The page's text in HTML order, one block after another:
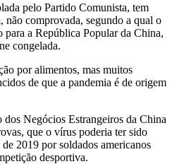
pelo Partido Comunista, tem
não comprovada, segundo a qual o
a República Popular da China,
congelada.
por alimentos, mas muitos
de que a pandemia é de origem
Negócios Estrangeiros da China
que o vírus poderia ter sido
2019 por soldados americanos
desportiva.